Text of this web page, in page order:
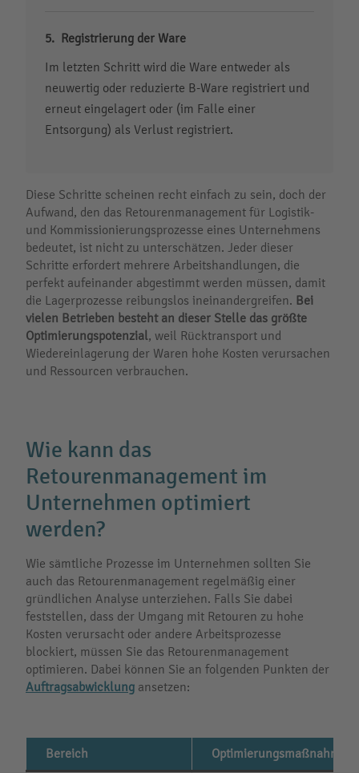
Registrierung der Ware
Im letzten Schritt wird die Ware entweder als
neuwertig oder reduzierte B-Ware registriert und
erneut eingelagert oder (im Falle einer
Entsorgung) als Verlust registriert.
Diese Schritte scheinen recht einfach zu sein, doch der
Aufwand, den das Retourenmanagement für Logistik-
und Kommissionierungsprozesse eines Unternehmens
bedeutet, ist nicht zu unterschätzen. Jeder dieser
Schritte erfordert mehrere Arbeitshandlungen, die
perfekt aufeinander abgestimmt werden müssen, damit
die Lagerprozesse reibungslos ineinandergreifen. Bei
vielen Betrieben besteht an dieser Stelle das größte
Optimierungspotenzial, weil Rücktransport und
Wiedereinlagerung der Waren hohe Kosten verursachen
und Ressourcen verbrauchen.
Wie kann das
Retourenmanagement im
Unternehmen optimiert
werden?
Wie sämtliche Prozesse im Unternehmen sollten Sie
auch das Retourenmanagement regelmäßig einer
gründlichen Analyse unterziehen. Falls Sie dabei
feststellen, dass der Umgang mit Retouren zu hohe
Kosten verursacht oder andere Arbeitsprozesse
blockiert, müssen Sie das Retourenmanagement
optimieren. Dabei können Sie an folgenden Punkten der
Auftragsabwicklung ansetzen:
Bereich Optimierungsmaßnahmen